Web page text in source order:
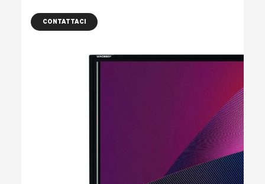
CONTATTACI